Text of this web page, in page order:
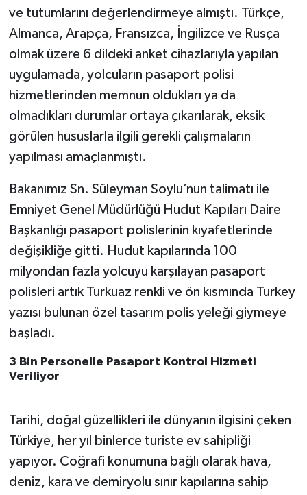
ve tutumlarını değerlendirmeye almıştı. Türkçe,
Almanca, Arapça, Fransızca, İngilizce ve Rusça
olmak üzere 6 dildeki anket cihazlarıyla yapılan
uygulamada, yolcuların pasaport polisi
hizmetlerinden memnun oldukları ya da
olmadıkları durumlar ortaya çıkarılarak, eksik
görülen hususlarla ilgili gerekli çalışmaların
yapılması amaçlanmıştı.
Bakanımız Sn. Süleyman Soylu’nun talimatı ile
Emniyet Genel Müdürlüğü Hudut Kapıları Daire
Başkanlığı pasaport polislerinin kıyafetlerinde
değişikliğe gitti. Hudut kapılarında 100
milyondan fazla yolcuyu karşılayan pasaport
polisleri artık Turkuaz renkli ve ön kısmında Turkey
yazısı bulunan özel tasarım polis yeleği giymeye
başladı.
3 Bin Personelle Pasaport Kontrol Hizmeti
Veriliyor
Tarihi, doğal güzellikleri ile dünyanın ilgisini çeken
Türkiye, her yıl binlerce turiste ev sahipliği
yapıyor. Coğrafi konumuna bağlı olarak hava,
deniz, kara ve demiryolu sınır kapılarına sahip